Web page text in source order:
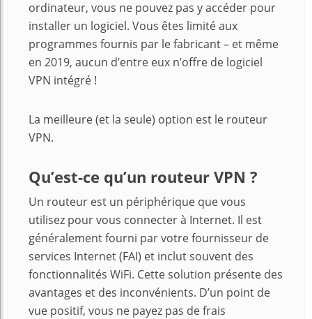
ordinateur, vous ne pouvez pas y accéder pour
installer un logiciel. Vous êtes limité aux
programmes fournis par le fabricant – et même
en 2019, aucun d’entre eux n’offre de logiciel
VPN intégré !
La meilleure (et la seule) option est le routeur
VPN.
Qu’est-ce qu’un routeur VPN ?
Un routeur est un périphérique que vous
utilisez pour vous connecter à Internet. Il est
généralement fourni par votre fournisseur de
services Internet (FAI) et inclut souvent des
fonctionnalités WiFi. Cette solution présente des
avantages et des inconvénients. D’un point de
vue positif, vous ne payez pas de frais